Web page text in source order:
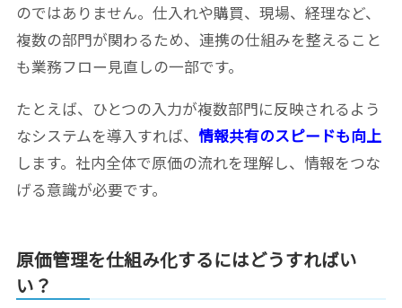
のではありません。仕入れや購買、現場、経理など、
複数の部門が関わるため、連携の仕組みを整えること
も業務フロー見直しの一部です。
たとえば、ひとつの入力が複数部門に反映されるよう
なシステムを導入すれば、 情報共有のスピードも向上
します。社内全体で原価の流れを理解し、情報をつな
げる意識が必要です。
原価管理を仕組み化するにはどうすればい
い？